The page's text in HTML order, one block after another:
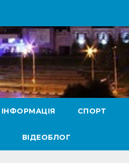
СПОРТ
ВІДЕОБЛОГ